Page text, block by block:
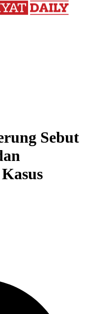
Sebut